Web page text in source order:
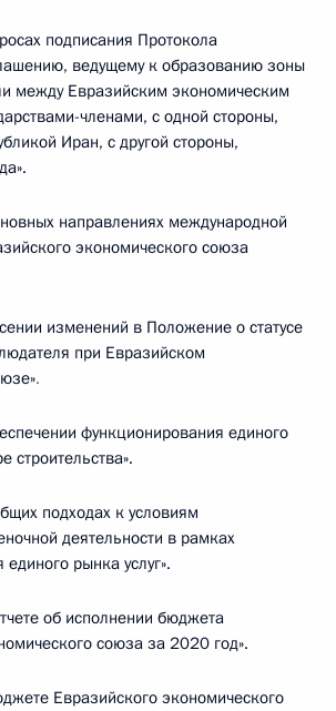
подписания Протокола
ведущему к образованию зоны
между Евразийским экономическим
членами, с одной стороны,
Иран, с другой стороны,
направлениях международной
экономического союза
изменений в Положение о статусе
при Евразийском
.
функционирования единого
строительства».
подходах к условиям
деятельности в рамках
рынка услуг».
об исполнении бюджета
союза за 2020 год».
Евразийского экономического